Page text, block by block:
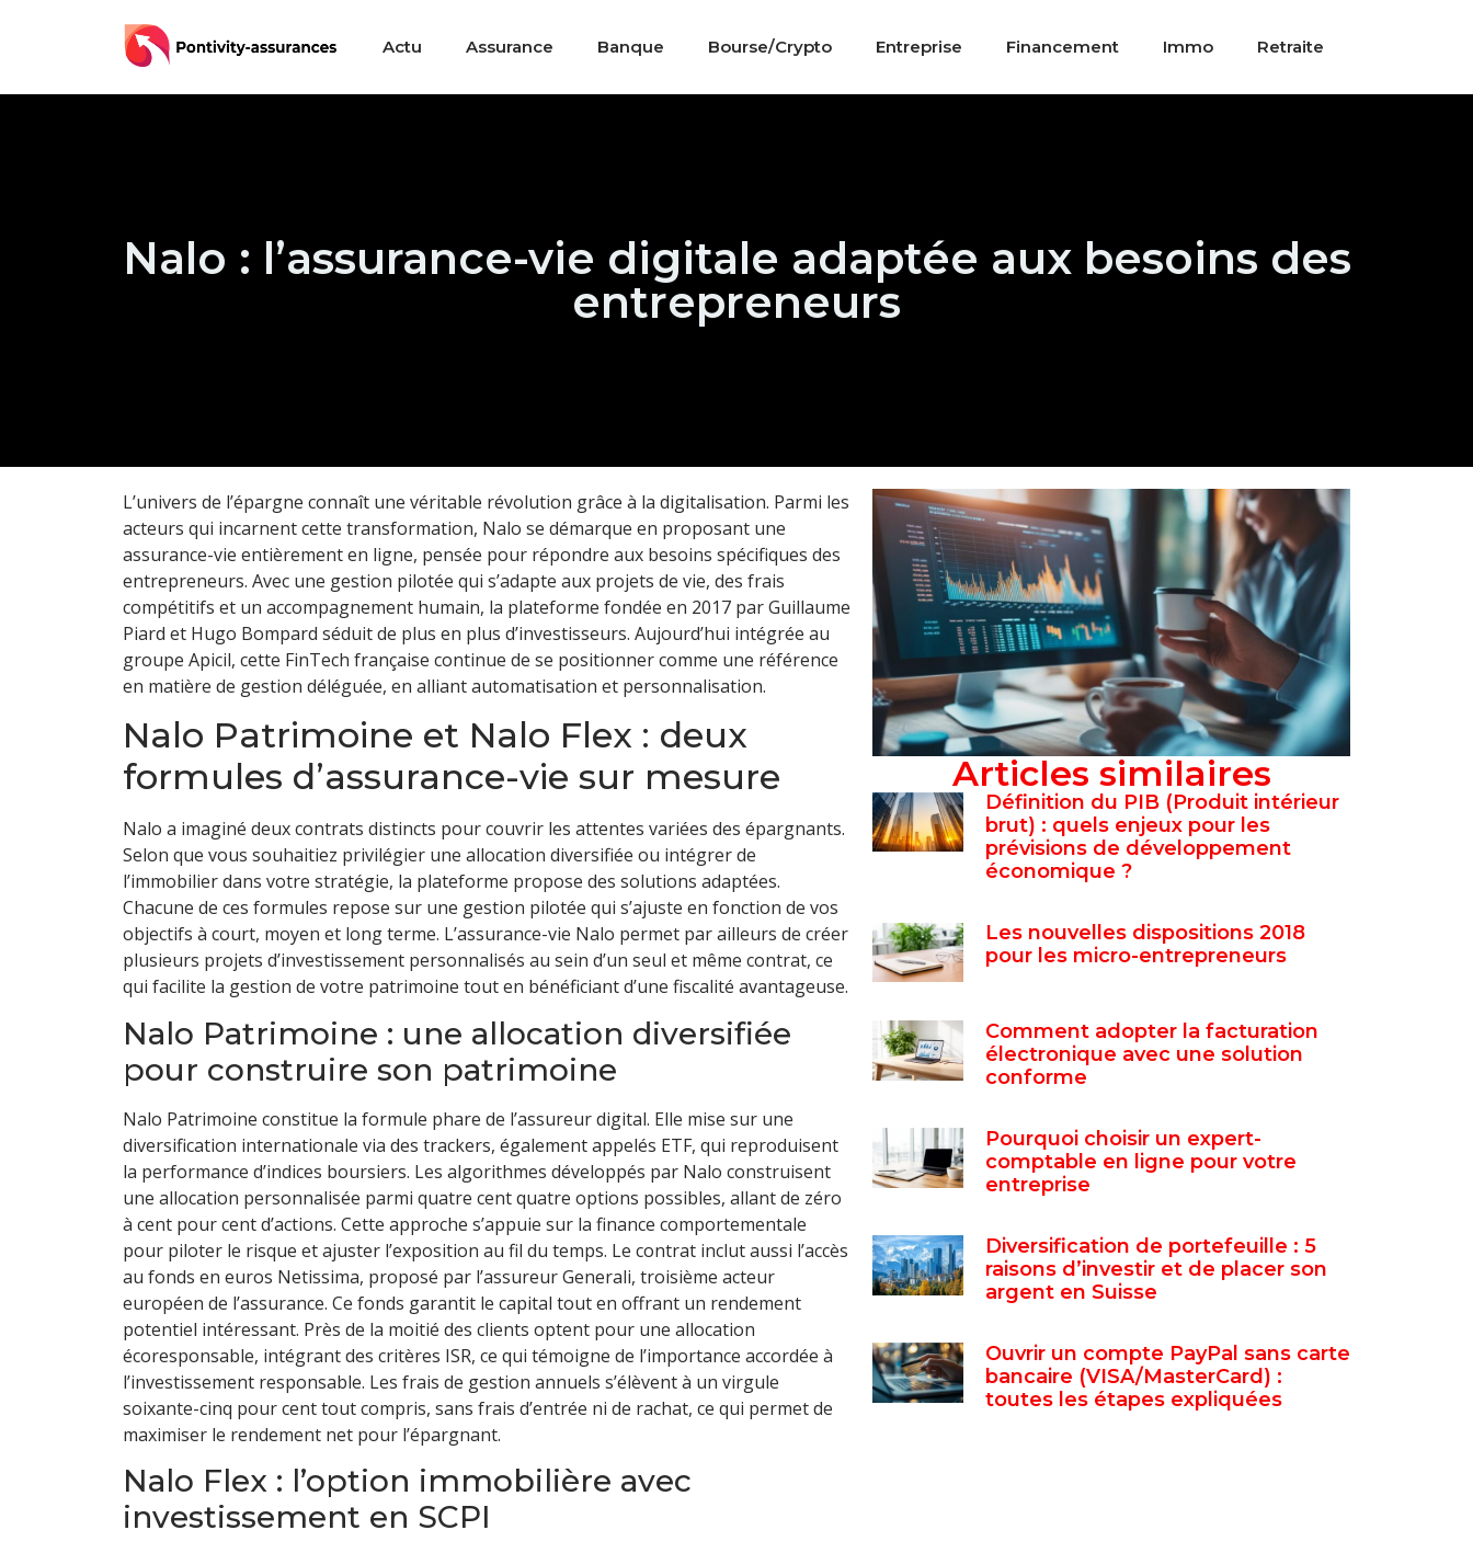
Actu Assurance Banque Bourse/Crypto Entreprise Financement Immo Retraite
Nalo : l’assurance-vie digitale adaptée aux besoins des
entrepreneurs
L’univers de l’épargne connaît une véritable révolution grâce à la digitalisation. Parmi les
acteurs qui incarnent cette transformation, Nalo se démarque en proposant une
assurance-vie entièrement en ligne, pensée pour répondre aux besoins spécifiques des
entrepreneurs. Avec une gestion pilotée qui s’adapte aux projets de vie, des frais
compétitifs et un accompagnement humain, la plateforme fondée en 2017 par Guillaume
Piard et Hugo Bompard séduit de plus en plus d’investisseurs. Aujourd’hui intégrée au
groupe Apicil, cette FinTech française continue de se positionner comme une référence
en matière de gestion déléguée, en alliant automatisation et personnalisation.
Nalo Patrimoine et Nalo Flex : deux
formules d’assurance-vie sur mesure
Nalo a imaginé deux contrats distincts pour couvrir les attentes variées des épargnants.
Selon que vous souhaitiez privilégier une allocation diversifiée ou intégrer de
l’immobilier dans votre stratégie, la plateforme propose des solutions adaptées.
Chacune de ces formules repose sur une gestion pilotée qui s’ajuste en fonction de vos
objectifs à court, moyen et long terme. L’assurance-vie Nalo permet par ailleurs de créer
plusieurs projets d’investissement personnalisés au sein d’un seul et même contrat, ce
qui facilite la gestion de votre patrimoine tout en bénéficiant d’une fiscalité avantageuse.
Nalo Patrimoine : une allocation diversifiée
pour construire son patrimoine
Nalo Patrimoine constitue la formule phare de l’assureur digital. Elle mise sur une
diversification internationale via des trackers, également appelés ETF, qui reproduisent
la performance d’indices boursiers. Les algorithmes développés par Nalo construisent
une allocation personnalisée parmi quatre cent quatre options possibles, allant de zéro
à cent pour cent d’actions. Cette approche s’appuie sur la finance comportementale
pour piloter le risque et ajuster l’exposition au fil du temps. Le contrat inclut aussi l’accès
au fonds en euros Netissima, proposé par l’assureur Generali, troisième acteur
européen de l’assurance. Ce fonds garantit le capital tout en offrant un rendement
potentiel intéressant. Près de la moitié des clients optent pour une allocation
écoresponsable, intégrant des critères ISR, ce qui témoigne de l’importance accordée à
l’investissement responsable. Les frais de gestion annuels s’élèvent à un virgule
soixante-cinq pour cent tout compris, sans frais d’entrée ni de rachat, ce qui permet de
maximiser le rendement net pour l’épargnant.
Nalo Flex : l’option immobilière avec
investissement en SCPI
Articles similaires
Définition du PIB (Produit intérieur
brut) : quels enjeux pour les
prévisions de développement
économique ?
Les nouvelles dispositions 2018
pour les micro-entrepreneurs
Comment adopter la facturation
électronique avec une solution
conforme
Pourquoi choisir un expert-
comptable en ligne pour votre
entreprise
Diversification de portefeuille : 5
raisons d’investir et de placer son
argent en Suisse
Ouvrir un compte PayPal sans carte
bancaire (VISA/MasterCard) :
toutes les étapes expliquées